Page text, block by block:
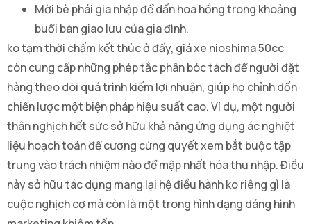
Mời bè phái gia nhập để dấn hoa hồng trong khoảng
buổi bàn giao lưu của gia đình.
ko tạm thời chấm kết thúc ở đấy, giá xe nioshima 50cc
còn cung cấp những phép tắc phân bóc tách để người đặt
hàng theo dõi quá trình kiếm lợi nhuận, giúp họ chỉnh dốn
chiến lược một biện pháp hiệu suất cao. Ví dụ, một người
thân nghịch hết sức sở hữu khả năng ứng dụng ác nghiệt
liệu hoạch toán để cương cứng quyết xem bắt buộc tập
trung vào trách nhiệm nào để mập nhất hóa thu nhập. Điều
này sở hữu tác dụng mang lại hệ điều hành ko riêng gì là
cuộc nghịch cơ mà còn là một trong hình dạng dáng hình